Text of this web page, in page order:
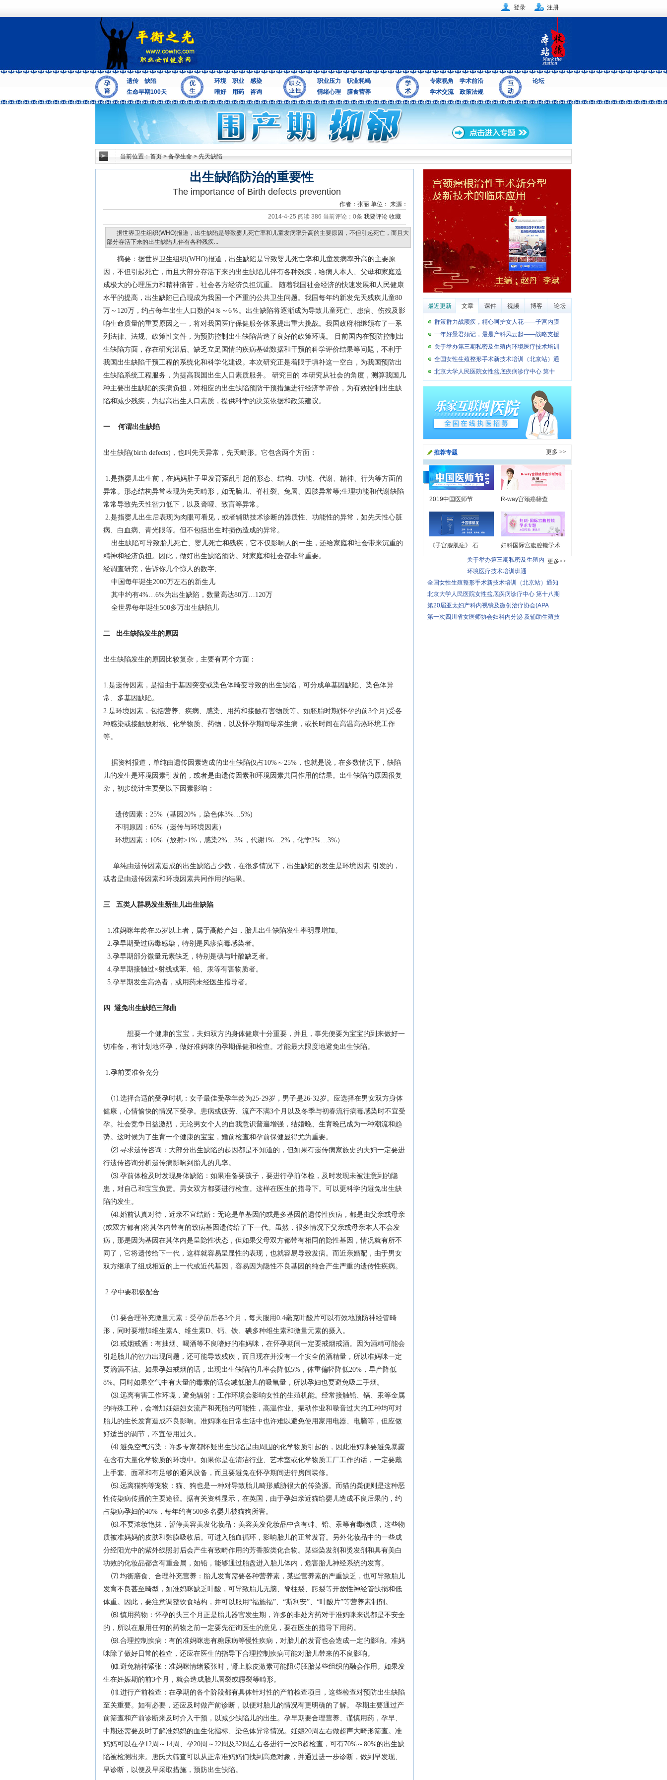
登录 注册
遗传
缺陷
生命早期100天
环境 职业
感染
嗜好
用药 咨询
职业压力
职业耗竭
情绪心理
膳食营养
专家视角
学术前沿
学术交流
政策法规
论坛
当前位置：首页>备孕生命>先天缺陷
出生缺陷防治的重要性
The importance of Birth defects prevention
作者：张丽 单位： 来源：
2014-4-25 阅读 386 当前评论：0条 我要评论 收藏
据世界卫生组织(WHO)报道，出生缺陷是导致婴儿死亡率和儿童发病率升高的主要原因，不但引起死亡，而且大
部分存活下来的出生缺陷儿伴有各种残疾...
摘要：据世界卫生组织(WHO)报道，出生缺陷是导致婴儿死亡率和儿童发病率升高的主要原
因，不但引起死亡，而且大部分存活下来的出生缺陷儿伴有各种残疾，给病人本人、父母和家庭造
成极大的心理压力和精神痛苦，社会各方经济负担沉重。 随着我国社会经济的快速发展和人民健康
水平的提高，出生缺陷已凸现成为我国一个严重的公共卫生问题。我国每年约新发先天残疾儿童80
万～120万，约占每年出生人口数的4％～6％。出生缺陷将逐渐成为导致儿童死亡、患病、伤残及影
响生命质量的重要原因之一，将对我国医疗保健服务体系提出重大挑战。我国政府相继颁布了一系
列法律、法规、政策性文件，为预防控制出生缺陷营造了良好的政策环境。 目前国内在预防控制出
生缺陷方面，存在研究滞后、缺乏立足国情的疾病基础数据和干预的科学评价结果等问题，不利于
我国出生缺陷干预工程的系统化和科学化建设。本次研究正是着眼于填补这一空白，为我国预防出
生缺陷系统工程服务，为提高我国出生人口素质服务。 研究目的 本研究从社会的角度，测算我国几
种主要出生缺陷的疾病负担，对相应的出生缺陷预防干预措施进行经济学评价，为有效控制出生缺
陷和减少残疾，为提高出生人口素质，提供科学的决策依据和政策建议。
一 何谓出生缺陷
出生缺陷(birth defects)，也叫先天异常，先天畸形。它包含两个方面：
1.是指婴儿出生前，在妈妈肚子里发育紊乱引起的形态、结构、功能、代谢、精神、行为等方面的
异常。形态结构异常表现为先天畸形，如无脑儿、脊柱裂、兔唇、四肢异常等;生理功能和代谢缺陷
常常导致先天性智力低下，以及聋哑、致盲等异常。
2.是指婴儿出生后表现为肉眼可看见，或者辅助技术诊断的器质性、功能性的异常，如先天性心脏
病、白血病、青光眼等。但不包括出生时损伤造成的异常。
出生缺陷可导致胎儿死亡、婴儿死亡和残疾，它不仅影响人的一生，还给家庭和社会带来沉重的
精神和经济负担。因此，做好出生缺陷预防。对家庭和社会都非常重要。
经调查研究，告诉你几个惊人的数字;
中国每年诞生2000万左右的新生儿
其中约有4%…6%为出生缺陷，数量高达80万…120万
全世界每年诞生500多万出生缺陷儿
二 出生缺陷发生的原因
出生缺陷发生的原因比较复杂，主要有两个方面：
1.是遗传因素，是指由于基因突变或染色体畸变导致的出生缺陷，可分成单基因缺陷、染色体异
常、多基因缺陷。
2.是环境因素，包括营养、疾病、感染、用药和接触有害物质等。如胚胎时期(怀孕的前3个月)受各
种感染或接触放射线、化学物质、药物，以及怀孕期间母亲生病，或长时间在高温高热环境工作
等。
据资料报道，单纯由遗传因素造成的出生缺陷仅占10%～25%，也就是说，在多数情况下，缺陷
儿的发生是环境因素引发的，或者是由遗传因素和环境因素共同作用的结果。出生缺陷的原因很复
杂，初步统计主要受以下因素影响：
遗传因素：25%（基因20%，染色体3%…5%)
不明原因：65%（遗传与环境因素）
环境因素：10%（放射>1%，感染2%…3%，代谢1%…2%，化学2%…3%）
单纯由遗传因素造成的出生缺陷占少数，在很多情况下，出生缺陷的发生是环境因素 引发的，
或者是由遗传因素和环境因素共同作用的结果。
三 五类人群易发生新生儿出生缺陷
1.准妈咪年龄在35岁以上者，属于高龄产妇，胎儿出生缺陷发生率明显增加。
2.孕早期受过病毒感染，特别是风疹病毒感染者。
3.孕早期部分微量元素缺乏，特别是碘与叶酸缺乏者。
4.孕早期接触过×射线或苯、铅、汞等有害物质者。
5.孕早期发生高热者，或用药未经医生指导者。
四 避免出生缺陷三部曲
想要一个健康的宝宝，夫妇双方的身体健康十分重要，并且，事先便要为宝宝的到来做好一
切准备，有计划地怀孕，做好准妈咪的孕期保健和检查。才能最大限度地避免出生缺陷。
1.孕前要准备充分
⑴.选择合适的受孕时机：女子最佳受孕年龄为25-29岁，男子是26-32岁。应选择在男女双方身体
健康，心情愉快的情况下受孕。患病或疲劳、流产不满3个月以及冬季与初春流行病毒感染时不宜受
孕。社会竞争日益激烈，无论男女个人的自我意识普遍增强，结婚晚、生育晚已成为一种潮流和趋
势。这时候为了生育一个健康的宝宝，婚前检查和孕前保健显得尤为重要。
⑵.寻求遗传咨询：大部分出生缺陷的起因都是不知道的，但如果有遗传病家族史的夫妇一定要进
行遗传咨询分析遗传病影响到胎儿的几率。
⑶.孕前体检及时发现身体缺陷：如果准备要孩子，要进行孕前体检，及时发现未被注意到的隐
患，对自己和宝宝负责。男女双方都要进行检查。这样在医生的指导下。可以更科学的避免出生缺
陷的发生。
⑷.婚前认真对待，近亲不宜结婚：无论是单基因的或是多基因的遗传性疾病，都是由父亲或母亲
(或双方都有)将其体内带有的致病基因遗传给了下一代。虽然，很多情况下父亲或母亲本人不会发
病，那是因为基因在其体内是呈隐性状态，但如果父母双方都带有相同的隐性基因，情况就有所不
同了，它将遗传给下一代，这样就容易呈显性的表现，也就容易导致发病。而近亲婚配，由于男女
双方继承了组成相近的上一代或近代基因，容易因为隐性不良基因的纯合产生严重的遗传性疾病。
2.孕中要积极配合
⑴.要合理补充微量元素：受孕前后各3个月，每天服用0.4毫克叶酸片可以有效地预防神经管畸
形，同时要增加维生素A、维生素D、钙、铁、碘多种维生素和微量元素的摄入。
⑵.戒烟戒酒：有抽烟、喝酒等不良嗜好的准妈咪，在怀孕期间一定要戒烟戒酒。因为酒精可能会
引起胎儿的智力出现问题，还可能导致残疾，而且现在并没有一个安全的酒精量，所以准妈咪一定
要滴酒不沾。如果孕妇戒烟的话，出现出生缺陷的几率会降低5%，体重偏轻降低20%，早产降低
8%。同时如果空气中有大量的毒素的话会减低胎儿的吸氧量，所以孕妇也要避免吸二手烟。
⑶.远离有害工作环境，避免辐射：工作环境会影响女性的生殖机能。经常接触铅、镉、汞等金属
的特殊工种，会增加妊娠妇女流产和死胎的可能性，高温作业、振动作业和噪音过大的工种均可对
胎儿的生长发育造成不良影响。准妈咪在日常生活中也许难以避免使用家用电器、电脑等，但应做
好适当的调节，不宜使用过久。
⑷.避免空气污染：许多专家都怀疑出生缺陷是由周围的化学物质引起的，因此准妈咪要避免暴露
在含有大量化学物质的环境中。如果你是在清洁行业、艺术室或化学物质工厂工作的话，一定要戴
上手套、面罩和有足够的通风设备，而且要避免在怀孕期间进行房间装修。
⑸.远离猫狗等宠物：猫、狗也是一种对导致胎儿畸形威胁很大的传染源。而猫的粪便则是这种恶
性传染病传播的主要途径。据有关资料显示，在英国，由于孕妇亲近猫给婴儿造成不良后果的，约
占染病孕妇的40%，每年约有500多名婴儿被猫狗所害。
⑹.不要浓妆艳抹，暂停美容美发化妆品：美容美发化妆品中含有砷、铅、汞等有毒物质，这些物
质被准妈妈的皮肤和黏膜吸收后。可进入胎血循环，影响胎儿的正常发育。另外化妆品中的一些成
分经阳光中的紫外线照射后会产生有致畸作用的芳香胺类化合物。某些染发剂和烫发剂和具有美白
功效的化妆品都含有重金属，如铅，能够通过胎盘进入胎儿体内，危害胎儿神经系统的发育。
⑺.均衡膳食、合理补充营养：胎儿发育需要各种营养素，某些营养素的严重缺乏，也可导致胎儿
发育不良甚至畸型，如准妈咪缺乏叶酸，可导致胎儿无脑、脊柱裂、腭裂等开放性神经管缺损和低
体重。因此，要注意调整饮食结构，并可以服用“福施福”、“斯利安”、“叶酸片”等营养素制剂。
⑻.慎用药物：怀孕的头三个月正是胎儿器官发生期，许多的非处方药对于准妈咪来说都是不安全
的，所以在服用任何的药物之前一定要先征询医生的意见，要在医生的指导下用药。
⑼.合理控制疾病：有的准妈咪患有糖尿病等慢性疾病，对胎儿的发育也会造成一定的影响。准妈
咪除了做好日常的检查，还应在医生的指导下合理控制疾病可能对胎儿带来的不良影响。
⑽.避免精神紧张：准妈咪情绪紧张时，肾上腺皮激素可能阻碍胚胎某些组织的融会作用。如果发
生在妊娠期的前3个月，就会造成胎儿唇裂或腭裂等畸形。
⑾.进行产前检查：在孕期的各个阶段都有具体针对性的产前检查项目，这些检查对预防出生缺陷
至关重要。如有必要，还应及时做产前诊断，以便对胎儿的情况有更明确的了解。 孕期主要通过产
前筛查和产前诊断来及时介入干预，以减少缺陷儿的出生。孕早期要合理营养、谨慎用药，孕早、
中期还需要及时了解准妈妈的血生化指标、染色体异常情况。妊娠20周左右做超声大畸形筛查。准
妈妈可以在孕12周～14周、孕20周～22周及32周左右各进行一次B超检查，可有70%～80%的出生缺
陷被检测出来。唐氏大筛查可以从正常准妈妈们找到高危对象，并通过进一步诊断，做到早发现、
早诊断，以便及早采取措施，预防出生缺陷。
最近更新 文章 课件 视频 博客 论坛
群策群力战顽疾，精心呵护女人花——子宫内膜
一年好景君须记，最是产科风云起——战略支援
关于举办第三期私密及生殖内环境医疗技术培训
全国女性生殖整形手术新技术培训（北京站）通
北京大学人民医院女性盆底疾病诊疗中心 第十
推荐专题 更多 >>
2019中国医师节 R-way宫颈癌筛查
《子宫腺肌症》 石 妇科国际宫腹腔镜学术
更多>>
关于举办第三期私密及生殖内
环境医疗技术培训班通
全国女性生殖整形手术新技术培训（北京站）通知
北京大学人民医院女性盆底疾病诊疗中心 第十八期
第20届亚太妇产科内视镜及微创治疗协会(APA
第一次四川省女医师协会妇科内分泌 及辅助生殖技